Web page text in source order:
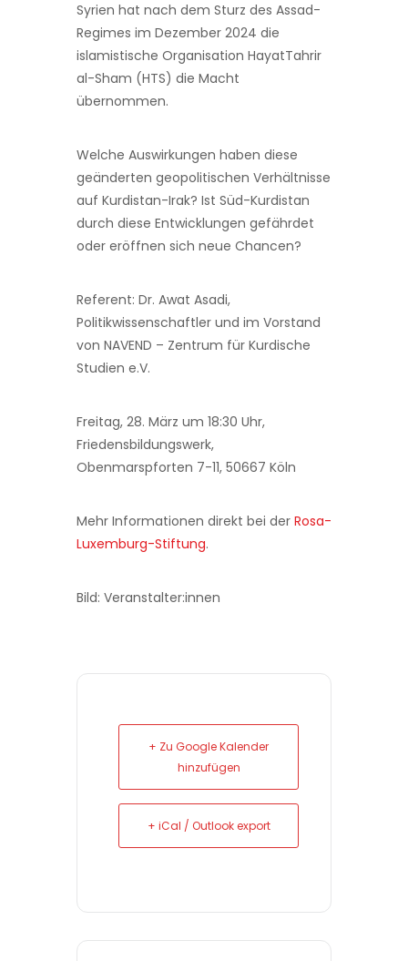
Syrien hat nach dem Sturz des Assad-
Regimes im Dezember 2024 die
islamistische Organisation HayatTahrir
al-Sham (HTS) die Macht
übernommen.
Welche Auswirkungen haben diese
geänderten geopolitischen Verhältnisse
auf Kurdistan-Irak? Ist Süd-Kurdistan
durch diese Entwicklungen gefährdet
oder eröffnen sich neue Chancen?
Referent: Dr. Awat Asadi,
Politikwissenschaftler und im Vorstand
von NAVEND – Zentrum für Kurdische
Studien e.V.
Freitag, 28. März um 18:30 Uhr,
Friedensbildungswerk,
Obenmarspforten 7-11, 50667 Köln
Mehr Informationen direkt bei der Rosa-
Luxemburg-Stiftung.
Bild: Veranstalter:innen
+ Zu Google Kalender
hinzufügen
+ iCal / Outlook export